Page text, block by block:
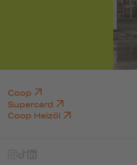
Coop
Supercard
Coop Heizöl